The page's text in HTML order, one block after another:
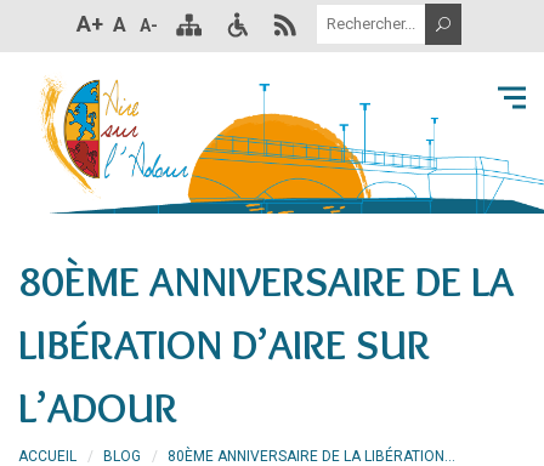
A+ A A-
80ÈME ANNIVERSAIRE DE LA
LIBÉRATION D’AIRE SUR
L’ADOUR
ACCUEIL BLOG 80ÈME ANNIVERSAIRE DE LA LIBÉRATION...